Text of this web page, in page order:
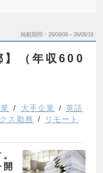
掲載期間 26/08/06～26/08/19
】（年収600
大手企業
英語
ス勤務
リモート